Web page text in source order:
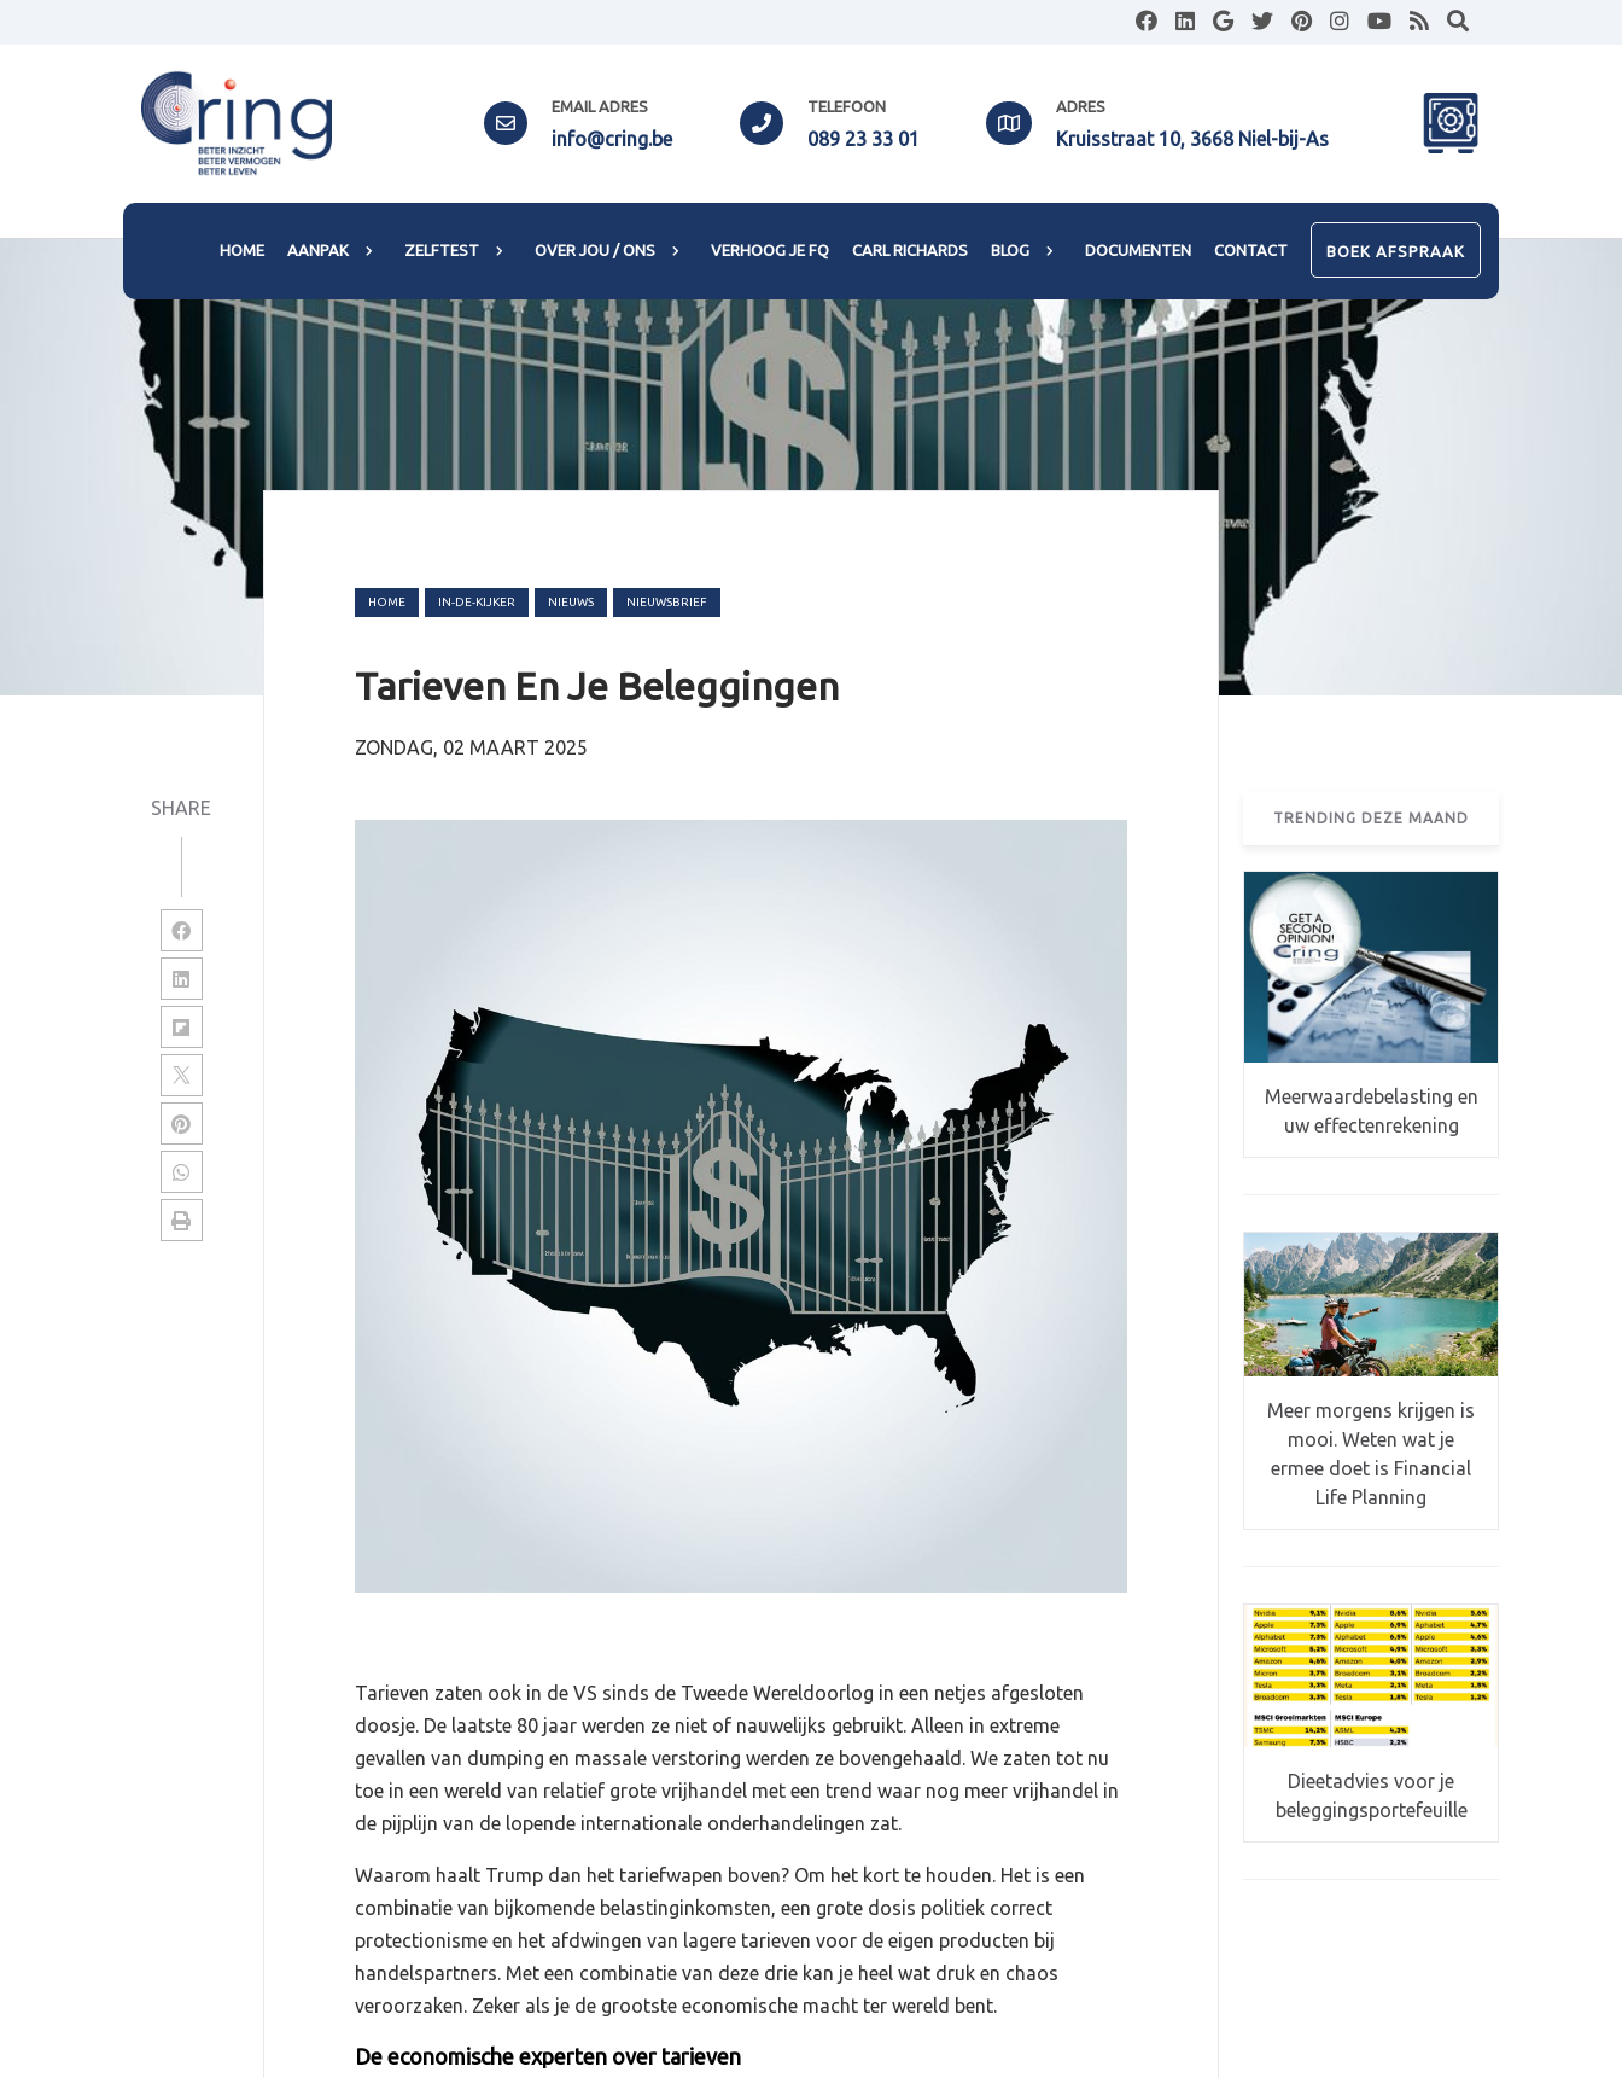
EMAIL ADRES
info@cring.be
TELEFOON
089 23 33 01
ADRES
Kruisstraat 10, 3668 Niel-bij-As
HOME AANPAK ZELFTEST OVER JOU / ONS VERHOOG JE FQ CARL RICHARDS BLOG DOCUMENTEN CONTACT BOEK AFSPRAAK
SHARE
HOME IN-DE-KIJKER NIEUWS NIEUWSBRIEF
Tarieven En Je Beleggingen
ZONDAG, 02 MAART 2025
Tarieven zaten ook in de VS sinds de Tweede Wereldoorlog in een netjes afgesloten
doosje. De laatste 80 jaar werden ze niet of nauwelijks gebruikt. Alleen in extreme
gevallen van dumping en massale verstoring werden ze bovengehaald. We zaten tot nu
toe in een wereld van relatief grote vrijhandel met een trend waar nog meer vrijhandel in
de pijplijn van de lopende internationale onderhandelingen zat.
Waarom haalt Trump dan het tariefwapen boven? Om het kort te houden. Het is een
combinatie van bijkomende belastinginkomsten, een grote dosis politiek correct
protectionisme en het afdwingen van lagere tarieven voor de eigen producten bij
handelspartners. Met een combinatie van deze drie kan je heel wat druk en chaos
veroorzaken. Zeker als je de grootste economische macht ter wereld bent.
De economische experten over tarieven
TRENDING DEZE MAAND
Meerwaardebelasting en
uw effectenrekening
Meer morgens krijgen is
mooi. Weten wat je
ermee doet is Financial
Life Planning
Dieetadvies voor je
beleggingsportefeuille